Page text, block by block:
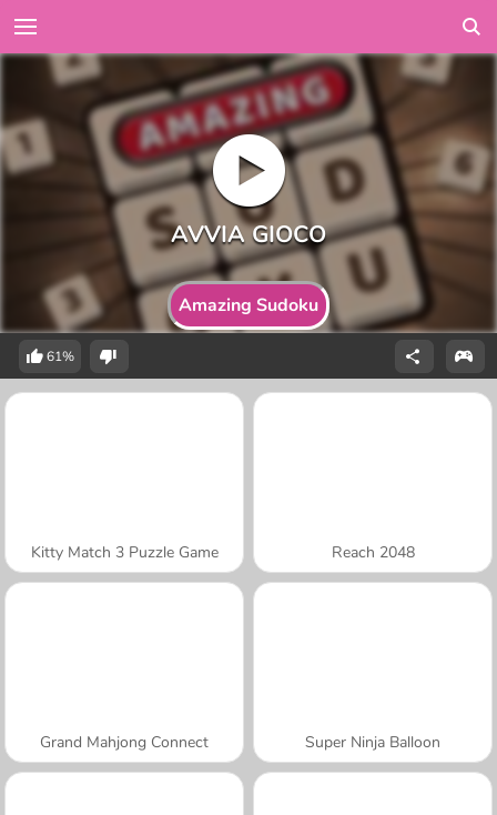
Amazing Sudoku
61%
Kitty Match 3 Puzzle Game Reach 2048
Grand Mahjong Connect Super Ninja Balloon